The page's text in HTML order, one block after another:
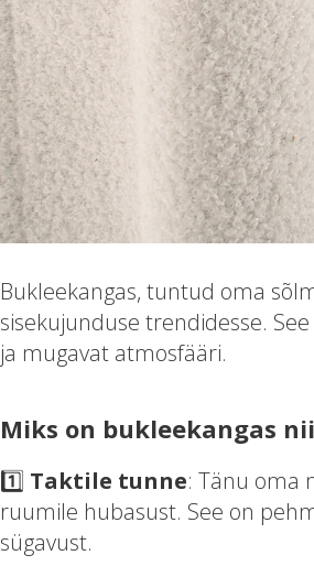
Bukleekangas, tuntud oma
sisekujunduse trendidesse.
ja mugavat atmosfääri.
Miks on bukleekangas
1️⃣ Taktile tunne: Tänu oma
ruumile hubasust. See on
sügavust.